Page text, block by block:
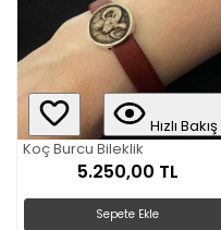
Hızlı Bakış
Koç Burcu Bileklik
5.250,00 TL
Sepete Ekle